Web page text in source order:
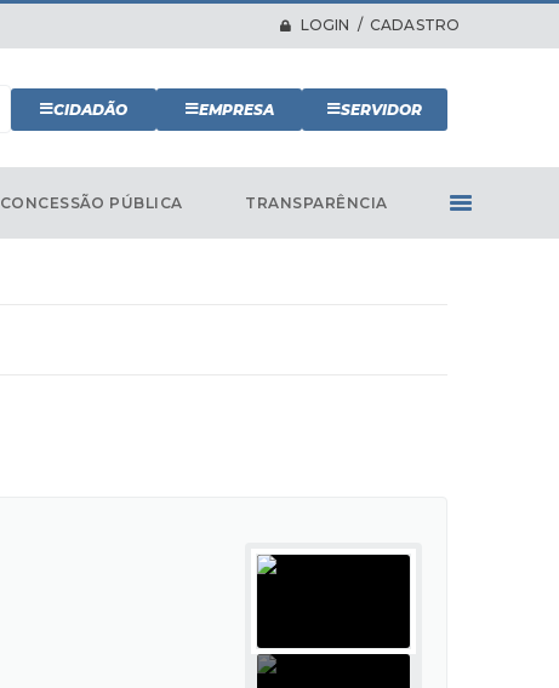
LOGIN / CADASTRO
CIDADÃO EMPRESA SERVIDOR
CONCESSÃO PÚBLICA TRANSPARÊNCIA